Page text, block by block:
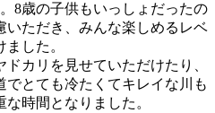
8歳の子供もいっしょだったの
いただき、みんな楽しめるレベ
した。
カリを見せていただけたり、
とても冷たくてキレイな川も
時間となりました。